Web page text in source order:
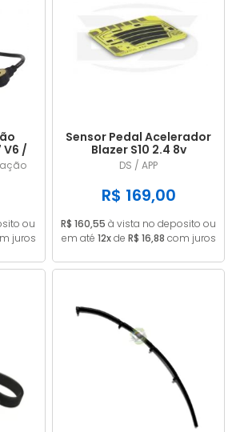
V6 /
ou
juros
Sensor Pedal Acelerador
Blazer S10 2.4 8v
Gasolina 2006/2011
DS / APP
R$ 169,00
R$ 160,55 à vista no deposito ou
em até 12xde R$ 16,88 com juros